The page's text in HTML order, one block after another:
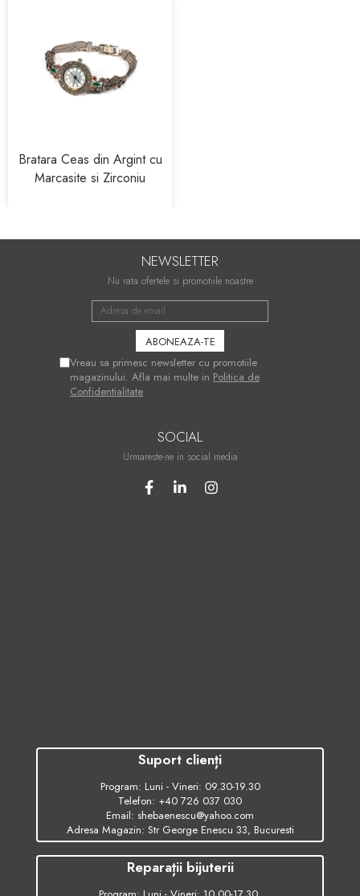
Bratara Ceas din Argint cu
Marcasite si Zirconiu
NEWSLETTER
Nu rata ofertele si promotiile noastre
Vreau sa primesc newsletter cu promotiile
magazinului. Afla mai multe in Politica de
Confidentialitate
SOCIAL
Urmareste-ne in social media
Suport clienți
Program: Luni - Vineri: 09.30-19.30
Telefon: +40 726 037 030
Email: shebaenescu@yahoo.com
Adresa Magazin: Str George Enescu 33, Bucuresti
Reparații bijuterii